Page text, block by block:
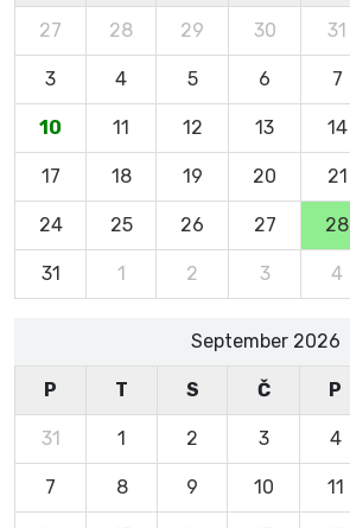
27 28 29 30 31
3 4 5 6 7
10 11 12 13 14
17 18 19 20 21
24 25 26 27 28
31 1 2 3 4
September 2026
P T S Č P
31 1 2 3 4
7 8 9 10 11